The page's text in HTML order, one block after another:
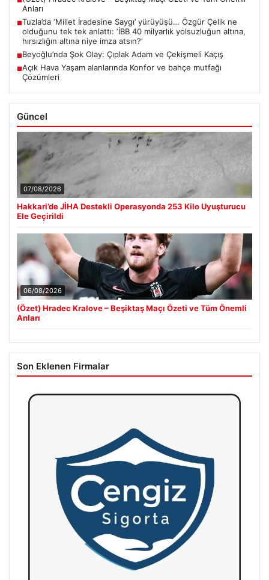
Anları
■Tuzla’da ‘Millet İradesine Saygı’ yürüyüşü… Özgür Çelik ne
olduğunu tek tek anlattı: ‘İBB 40 milyarlık yolsuzluğun altına,
hırsızlığın altına niye imza atsın?’
■Beyoğlu’nda Şok Olay: Çıplak Adam ve Çekişmeli Kaçış
■Açık Hava Yaşam alanlarında Konfor ve bahçe mutfağı
Çözümleri
Güncel
07/08/2026
Hakkari’de JİHA Destekli Operasyonda 253 Kilo Uyuşturucu
Ele Geçirildi
06/08/2026
(Özet) Hradec Kralove – Beşiktaş Maçı Özeti ve Tüm Önemli
Anları
Son Eklenen Firmalar